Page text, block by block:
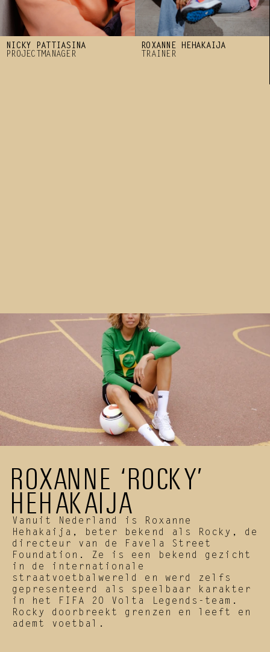
NICKY PATTIASINA
PROJECTMANAGER
ROXANNE HEHAKAIJA
TRAINER
ROXANNE ‘ROCKY’
HEHAKAIJA
Vanuit Nederland is Roxanne
Hehakaija, beter bekend als Rocky, de
directeur van de Favela Street
Foundation. Ze is een bekend gezicht
in de internationale
straatvoetbalwereld en werd zelfs
gepresenteerd als speelbaar karakter
in het FIFA 20 Volta Legends-team.
Rocky doorbreekt grenzen en leeft en
ademt voetbal.